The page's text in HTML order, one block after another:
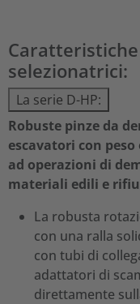
selezionatrici:
La serie D-HP:
Robuste pinze da
escavatori con
ad operazioni di
materiali edili e
La robusta
con una ralla
con tubi di
adattatori di
direttamente